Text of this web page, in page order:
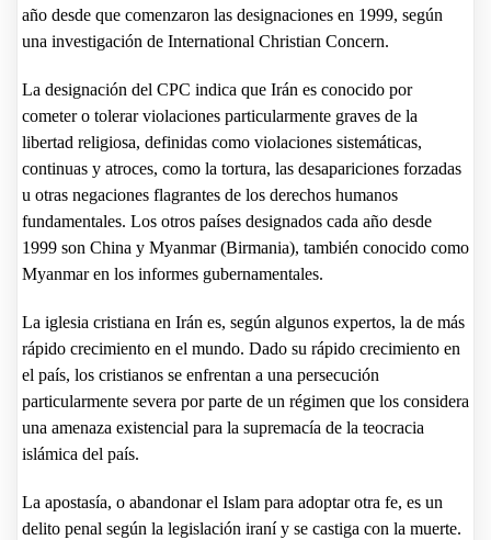
año desde que comenzaron las designaciones en 1999, según
una investigación de International Christian Concern.
La designación del CPC indica que Irán es conocido por
cometer o tolerar violaciones particularmente graves de la
libertad religiosa, definidas como violaciones sistemáticas,
continuas y atroces, como la tortura, las desapariciones forzadas
u otras negaciones flagrantes de los derechos humanos
fundamentales. Los otros países designados cada año desde
1999 son China y Myanmar (Birmania), también conocido como
Myanmar en los informes gubernamentales.
La iglesia cristiana en Irán es, según algunos expertos, la de más
rápido crecimiento en el mundo. Dado su rápido crecimiento en
el país, los cristianos se enfrentan a una persecución
particularmente severa por parte de un régimen que los considera
una amenaza existencial para la supremacía de la teocracia
islámica del país.
La apostasía, o abandonar el Islam para adoptar otra fe, es un
delito penal según la legislación iraní y se castiga con la muerte.